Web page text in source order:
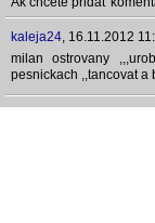
kaleja24, 16.11.2012
milan ostrovany
pesnickach ,,tancovat a